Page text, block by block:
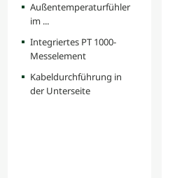
Außentemperaturfühler
im ...
Integriertes PT 1000-
Messelement
Kabeldurchführung in
der Unterseite